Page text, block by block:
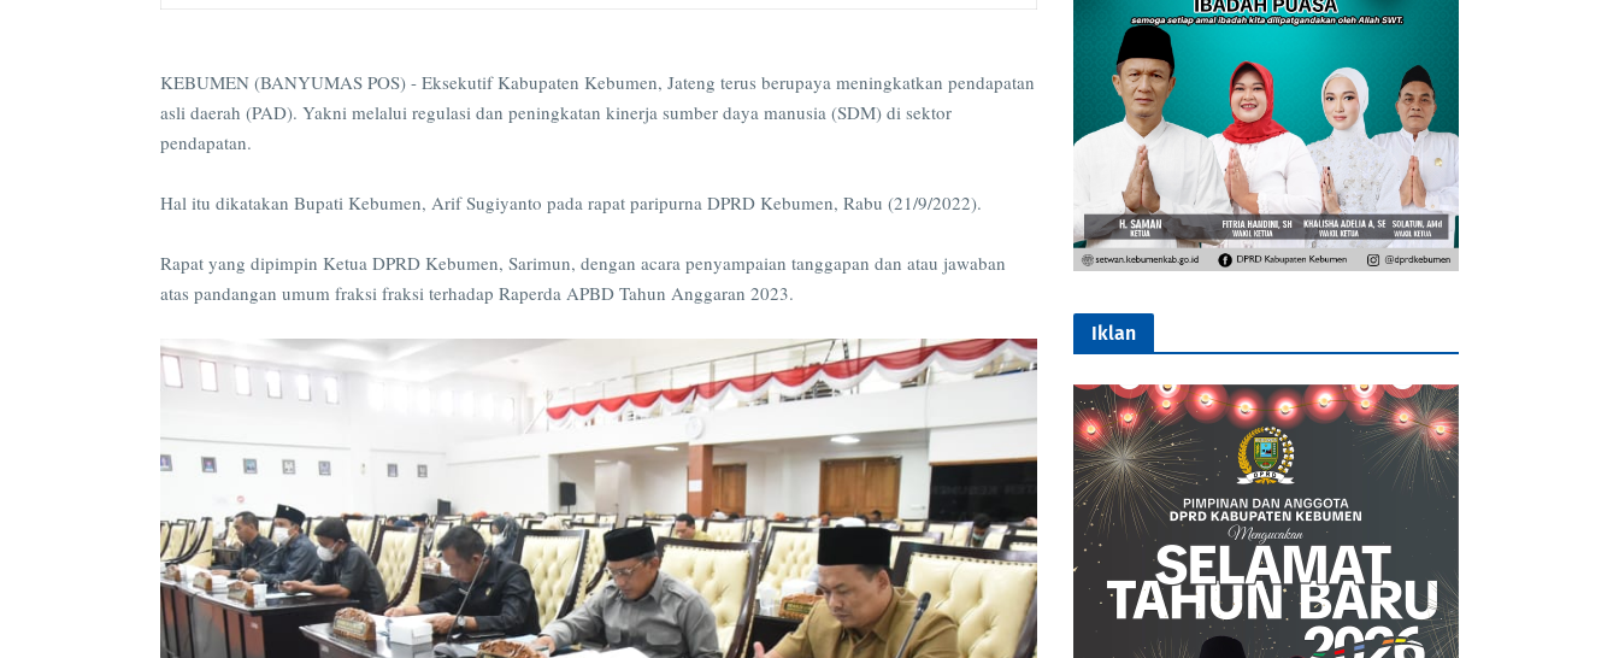
KEBUMEN (BANYUMAS POS) - Eksekutif Kabupaten Kebumen, Jateng terus berupaya meningkatkan pendapatan
asli daerah (PAD). Yakni melalui regulasi dan peningkatan kinerja sumber daya manusia (SDM) di sektor
pendapatan.
Hal itu dikatakan Bupati Kebumen, Arif Sugiyanto pada rapat paripurna DPRD Kebumen, Rabu (21/9/2022).
Rapat yang dipimpin Ketua DPRD Kebumen, Sarimun, dengan acara penyampaian tanggapan dan atau jawaban
atas pandangan umum fraksi fraksi terhadap Raperda APBD Tahun Anggaran 2023.
Iklan